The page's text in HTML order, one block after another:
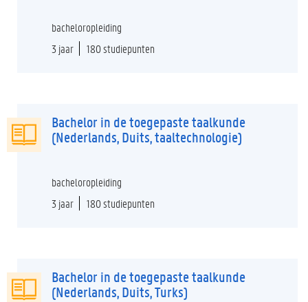
bacheloropleiding
3 jaar
180 studiepunten
Bachelor in de toegepaste taalkunde
(Nederlands, Duits, taaltechnologie)
bacheloropleiding
3 jaar
180 studiepunten
Bachelor in de toegepaste taalkunde
(Nederlands, Duits, Turks)